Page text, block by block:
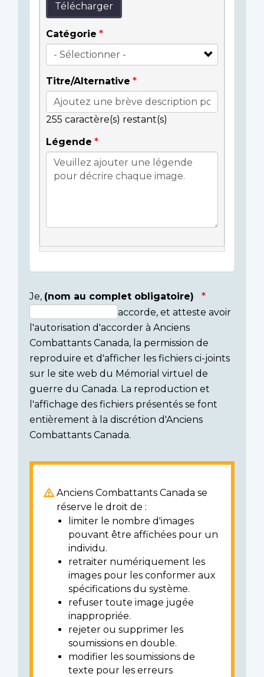
Télécharger
Catégorie
Titre/Alternative
255 caractère(s) restant(s)
Légende
Consent
section
Je, (nom au complet obligatoire)
accorde, et atteste avoir
l'autorisation d'accorder à Anciens
Combattants Canada, la permission de
reproduire et d'afficher les fichiers ci-joints
sur le site web du Mémorial virtuel de
guerre du Canada. La reproduction et
l'affichage des fichiers présentés se font
entièrement à la discrétion d'Anciens
Combattants Canada.
Anciens Combattants Canada se
réserve le droit de :
limiter le nombre d'images
pouvant être affichées pour un
individu.
retraiter numériquement les
images pour les conformer aux
spécifications du système.
refuser toute image jugée
inappropriée.
rejeter ou supprimer les
soumissions en double.
modifier les soumissions de
texte pour les erreurs